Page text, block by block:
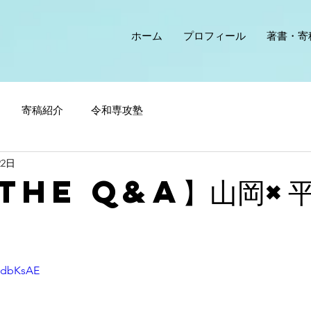
ホーム プロフィール 著書・寄
寄稿紹介 令和専攻塾
The Q&A】山岡×
日